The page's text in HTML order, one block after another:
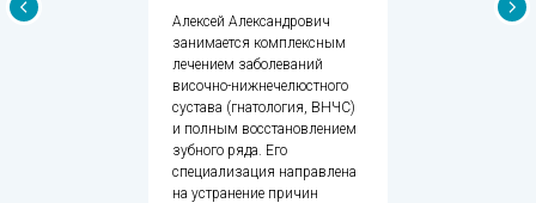
Алексей Александрович
занимается комплексным
лечением заболеваний
височно-нижнечелюстного
сустава (гнатология, ВНЧС)
и полным восстановлением
зубного ряда. Его
специализация направлена
на устранение причин